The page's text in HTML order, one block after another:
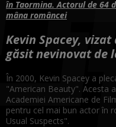
în Taormina. Actorul de 64
mâna româncei
Kevin Spacey,
găsit nevinovat de
În 2000, Kevin Spacey a
"American Beauty". Acesta
Academiei Americane de
pentru cel mai bun actor în
Usual Suspects".